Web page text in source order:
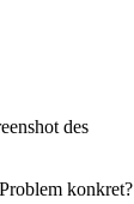
des
konkret?